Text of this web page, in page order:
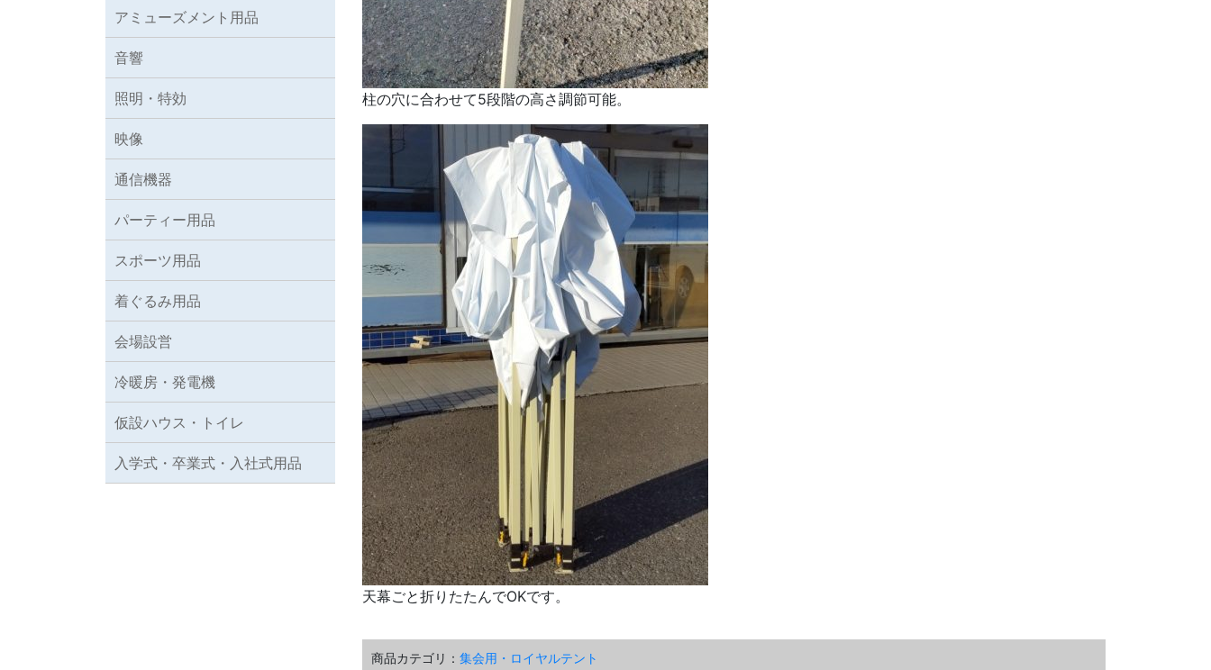
柱の穴に合わせて5段階の高さ調節可能。
天幕ごと折りたたんでOKです。
商品カテゴリ： 集会用・ロイヤルテント
アミューズメント用品
音響
照明・特効
映像
通信機器
パーティー用品
スポーツ用品
着ぐるみ用品
会場設営
冷暖房・発電機
仮設ハウス・トイレ
入学式・卒業式・入社式用品